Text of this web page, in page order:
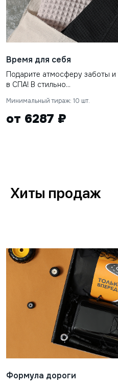
Время для себя
Подарите атмосферу заботы
в СПА! В стильно...
Минимальный тираж: 10 шт.
от 6287 ₽
Хиты продаж
Формула дороги